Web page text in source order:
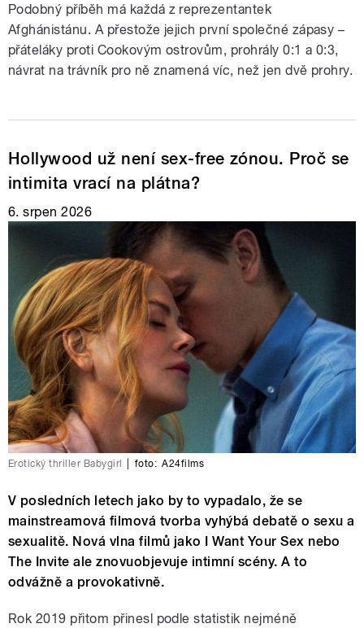
Podobný příběh má každá z reprezentantek
Afghánistánu. A přestože jejich první společné zápasy –
přáteláky proti Cookovým ostrovům, prohrály 0:1 a 0:3,
návrat na trávník pro ně znamená víc, než jen dvě prohry.
Hollywood už není sex-free zónou. Proč se
intimita vrací na plátna?
6. srpen 2026
Erotický thriller Babygirl foto: A24films
V posledních letech jako by to vypadalo, že se
mainstreamová filmová tvorba vyhýbá debatě o sexu a
sexualitě. Nová vlna filmů jako I Want Your Sex nebo
The Invite ale znovuobjevuje intimní scény. A to
odvážně a provokativně.
Rok 2019 přitom přinesl podle statistik nejméně